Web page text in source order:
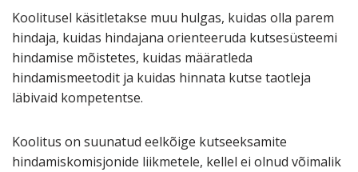
Koolitusel käsitletakse muu hulgas, kuidas olla parem
hindaja, kuidas hindajana orienteeruda kutsesüsteemi
hindamise mõistetes, kuidas määratleda
hindamismeetodit ja kuidas hinnata kutse taotleja
läbivaid kompetentse.
Koolitus on suunatud eelkõige kutseeksamite
hindamiskomisjonide liikmetele, kellel ei olnud võimalik